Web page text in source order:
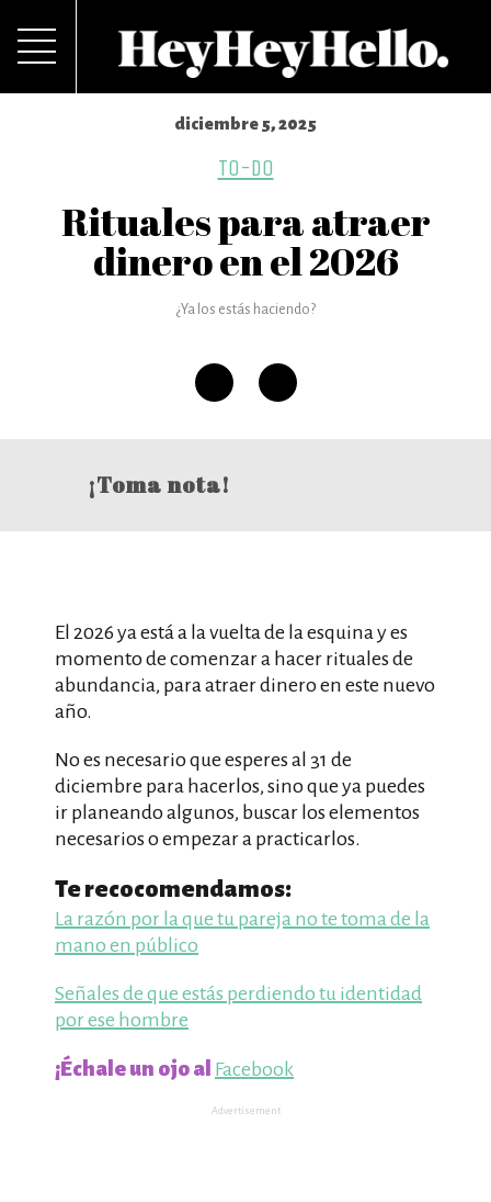
diciembre 5, 2025
TO-DO
Rituales para atraer
dinero en el 2026
¿Ya los estás haciendo?
¡Toma nota!
El 2026 ya está a la vuelta de la esquina y es
momento de comenzar a hacer rituales de
abundancia, para atraer dinero en este nuevo
año.
No es necesario que esperes al 31 de
diciembre para hacerlos, sino que ya puedes
ir planeando algunos, buscar los elementos
necesarios o empezar a practicarlos.
Te recocomendamos:
La razón por la que tu pareja no te toma de la
mano en público
Señales de que estás perdiendo tu identidad
por ese hombre
¡Échale un ojo al Facebook
Advertisement